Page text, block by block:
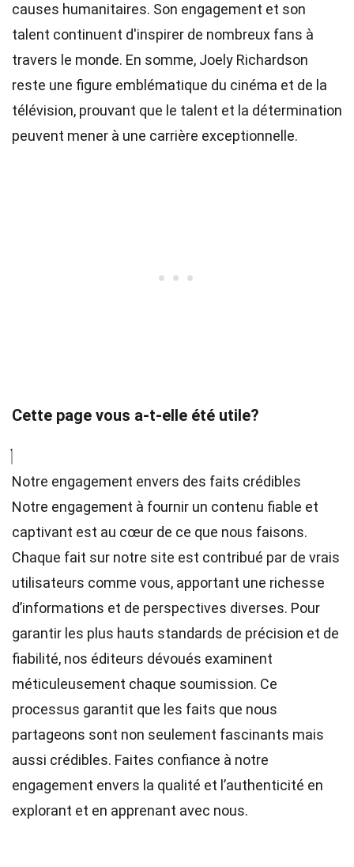
causes humanitaires. Son engagement et son
talent continuent d'inspirer de nombreux fans à
travers le monde. En somme, Joely Richardson
reste une figure emblématique du cinéma et de la
télévision, prouvant que le talent et la détermination
peuvent mener à une carrière exceptionnelle.
Cette page vous a-t-elle été utile?
Notre engagement envers des faits crédibles
Notre engagement à fournir un contenu fiable et
captivant est au cœur de ce que nous faisons.
Chaque fait sur notre site est contribué par de vrais
utilisateurs comme vous, apportant une richesse
d’informations et de perspectives diverses. Pour
garantir les plus hauts standards de précision et de
fiabilité, nos éditeurs dévoués examinent
méticuleusement chaque soumission. Ce
processus garantit que les faits que nous
partageons sont non seulement fascinants mais
aussi crédibles. Faites confiance à notre
engagement envers la qualité et l’authenticité en
explorant et en apprenant avec nous.